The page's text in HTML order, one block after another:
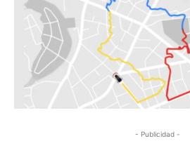
- Publicidad -